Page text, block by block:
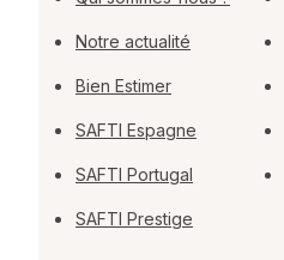
Notre actualité
Bien Estimer
SAFTI Espagne
SAFTI Portugal
SAFTI Prestige